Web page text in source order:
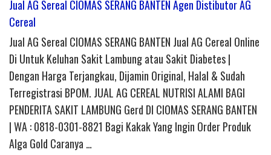
Jual AG Sereal CIOMAS SERANG BANTEN Agen Distibutor AG
Cereal
Jual AG Sereal CIOMAS SERANG BANTEN Jual AG Cereal Online
Di Untuk Keluhan Sakit Lambung atau Sakit Diabetes |
Dengan Harga Terjangkau, Dijamin Original, Halal & Sudah
Terregistrasi BPOM. JUAL AG CEREAL NUTRISI ALAMI BAGI
PENDERITA SAKIT LAMBUNG Gerd DI CIOMAS SERANG BANTEN
| WA : 0818-0301-8821 Bagi Kakak Yang Ingin Order Produk
Alga Gold Caranya …